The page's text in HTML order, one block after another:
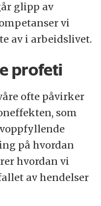
glipp av
vi
av i arbeidslivet.
profeti
ofte påvirker
som
på hvordan
hvordan vi
av hendelser